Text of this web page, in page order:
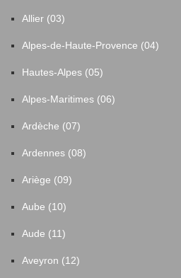
Allier (03)
Alpes-de-Haute-Provence (04)
Hautes-Alpes (05)
Alpes-Maritimes (06)
Ardèche (07)
Ardennes (08)
Ariège (09)
Aube (10)
Aude (11)
Aveyron (12)